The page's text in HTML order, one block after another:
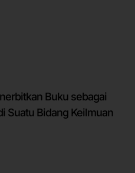
Buku sebagai
Suatu Bidang Keilmuan